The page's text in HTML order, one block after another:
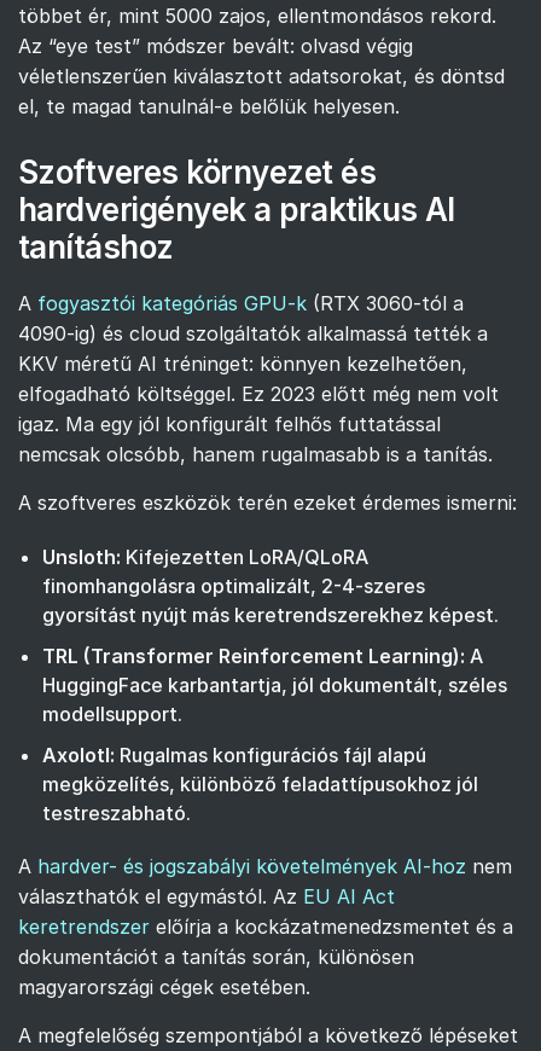
többet ér, mint 5000 zajos, ellentmondásos rekord.
Az “eye test” módszer bevált: olvasd végig
véletlenszerűen kiválasztott adatsorokat, és döntsd
el, te magad tanulnál-e belőlük helyesen.
Szoftveres környezet és
hardverigények a praktikus AI
tanításhoz
A fogyasztói kategóriás GPU-k (RTX 3060-tól a
4090-ig) és cloud szolgáltatók alkalmassá tették a
KKV méretű AI tréninget: könnyen kezelhetően,
elfogadható költséggel. Ez 2023 előtt még nem volt
igaz. Ma egy jól konfigurált felhős futtatással
nemcsak olcsóbb, hanem rugalmasabb is a tanítás.
A szoftveres eszközök terén ezeket érdemes ismerni:
Unsloth: Kifejezetten LoRA/QLoRA
finomhangolásra optimalizált, 2-4-szeres
gyorsítást nyújt más keretrendszerekhez képest.
TRL (Transformer Reinforcement Learning): A
HuggingFace karbantartja, jól dokumentált, széles
modellsupport.
Axolotl: Rugalmas konfigurációs fájl alapú
megközelítés, különböző feladattípusokhoz jól
testreszabható.
A hardver- és jogszabályi követelmények AI-hoz nem
választhatók el egymástól. Az EU AI Act
keretrendszer előírja a kockázatmenedzsmentet és a
dokumentációt a tanítás során, különösen
magyarországi cégek esetében.
A megfelelőség szempontjából a következő lépéseket